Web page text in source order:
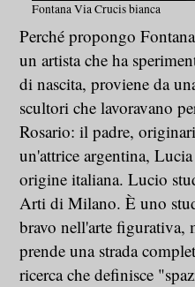
Fontana Via Crucis bianca
Perché propongo
un artista che ha
di nascita, proviene da
scultori che lavoravano
Rosario: il padre,
un'attrice argentina,
origine italiana. Lucio
Arti di Milano. È uno
bravo nell'arte figurativa,
prende una strada
ricerca che definisce